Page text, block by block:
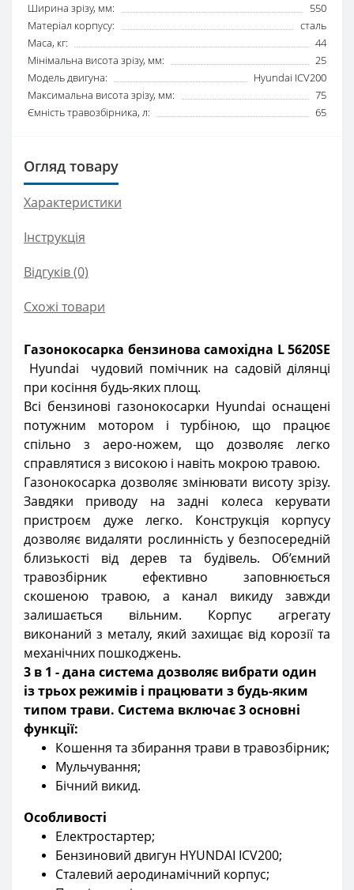
Ширина зрізу, мм:
550
Матеріал корпусу:
сталь
Маса, кг:
44
Мінімальна висота зрізу, мм:
25
Модель двигуна:
Hyundai ICV200
Максимальна висота зрізу, мм:
75
Ємність травозбірника, л:
65
Огляд товару
Характеристики
Інструкція
Відгуків (0)
Схожі товари
Газонокосарка бензинова самохідна L 5620SE
Hyundai чудовий помічник на садовій ділянці
при косіння будь-яких площ.
Всі бензинові газонокосарки Hyundai оснащені
потужним мотором і турбіною, що працює
спільно з аеро-ножем, що дозволяє легко
справлятися з високою і навіть мокрою травою.
Газонокосарка дозволяє змінювати висоту зрізу.
Завдяки приводу на задні колеса керувати
пристроєм дуже легко. Конструкція корпусу
дозволяє видаляти рослинність у безпосередній
близькості від дерев та будівель. Об’ємний
травозбірник ефективно заповнюється
скошеною травою, а канал викиду завжди
залишається вільним. Корпус агрегату
виконаний з металу, який захищає від корозії та
механічних пошкоджень.
3 в 1 - дана система дозволяє вибрати один
із трьох режимів і працювати з будь-яким
типом трави. Система включає 3 основні
функції:
Кошення та збирання трави в травозбірник;
Мульчування;
Бічний викид.
Особливості
Електростартер;
Бензиновий двигун HYUNDAI ICV200;
Сталевий аеродинамічний корпус;